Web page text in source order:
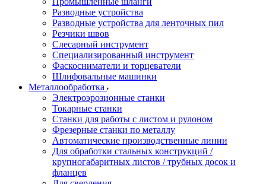
Разводные устройства
Разводные устройства для ленточных пил
Резчики швов
Слесарный инструмент
Специализированный инструмент
Фаскосниматели и торцеватели
Шлифовальные машинки
Металлообработка
Электроэрозионные станки
Токарные станки
Станки для работы с листом и рулоном
Фрезерные станки по металлу
Автоматические производственные линии
Для обработки стальных конструкций /
крупногабаритных листов / трубных досок и
фланцев